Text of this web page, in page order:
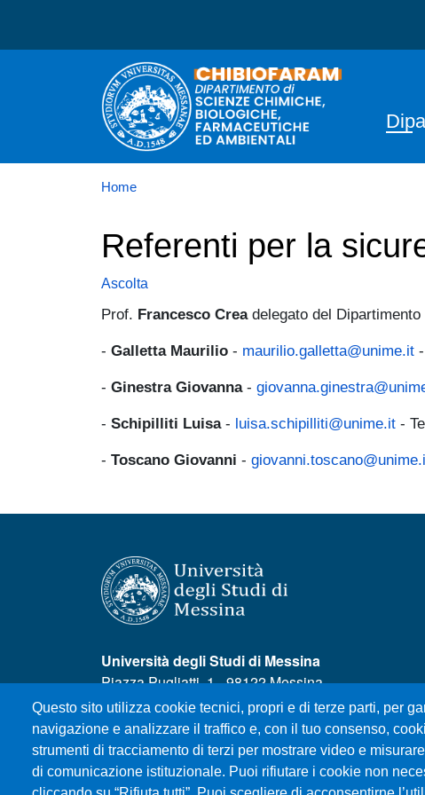
Dipartimento di Scienze
Home
Referenti per la
Ascolta
Prof. Francesco Creadelegato del
- Galletta Maurilio - maurilio.galletta@unime.it
- Ginestra Giovanna-
- Schipilliti Luisa- luisa.schipilliti@unime.it -
- Toscano Giovanni -
Questo sito utilizza cookie tecnici, propri e di terze parti, per
navigazione e analizzare il traffico e, con il tuo consenso,
strumenti di tracciamento di terzi per mostrare video e
di comunicazione istituzionale. Puoi rifiutare i cookie non
Università degli Studi di Messina
Piazza Pugliatti, 1 - 98122 Messina
Cod. Fiscale 80004070837
P.IVA 00724160833
Centralino: 090 676 1
MENÙ SOCIAL